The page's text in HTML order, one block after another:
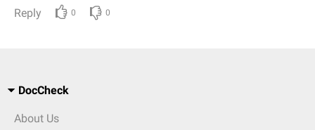
Reply 0 0
DocCheck
About Us